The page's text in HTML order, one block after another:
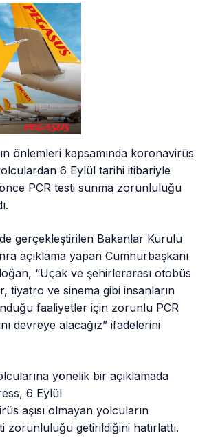
önlemleri kapsamında koronavirüs
6 Eylül tarihi itibariyle
PCR testi sunma zorunluluğu
gerçekleştirilen Bakanlar Kurulu
açıklama yapan Cumhurbaşkanı
“Uçak ve şehirlerarası otobüs
tiyatro ve sinema gibi insanların
faaliyetler için zorunlu PCR
devreye alacağız” ifadelerini
yönelik bir açıklamada
6 Eylül
aşısı olmayan yolcuların
zorunluluğu getirildiğini hatırlattı.